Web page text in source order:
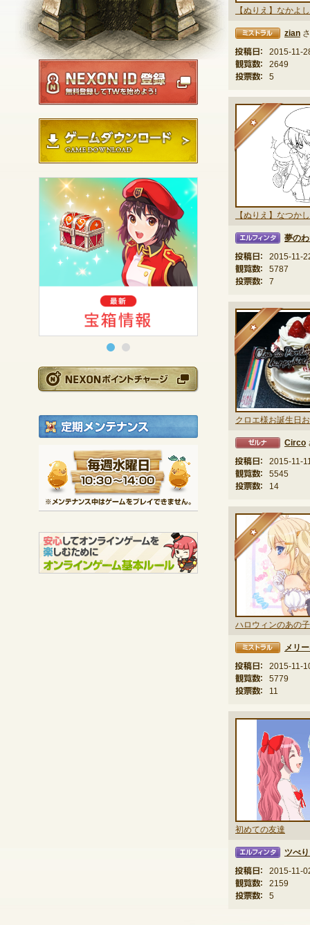
NEXON ID登録
ゲームダウンロード
NEXONポイントチ
定期メンテナンス
※メンテナンス中は
ミストラル zian
投稿日：
2015-11-
観覧数：
2649
投票数：
5
【ぬりえ】なつか
★
エルフィンタ
夢の
投稿日：
2015-11-
観覧数：
5787
投票数：
7
★
Circo
投稿日：
2015-11-
観覧数：
5545
投票数：
14
ハロウィンのあの子
★
メリ
投稿日：
2015-11-
観覧数：
5779
投票数：
11
初めての友達
ツべ
投稿日：
2015-11-
観覧数：
2159
投票数：
5